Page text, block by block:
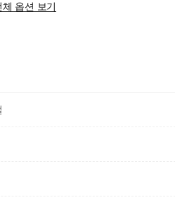
체 옵션 보기